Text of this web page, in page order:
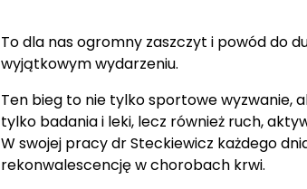
To dla nas ogromny zaszczyt i powód do
wyjątkowym wydarzeniu.
Ten bieg to nie tylko sportowe wyzwanie,
tylko badania i leki, lecz również ruch,
W swojej pracy dr Steckiewicz każdego
rekonwalescencję w chorobach krwi.